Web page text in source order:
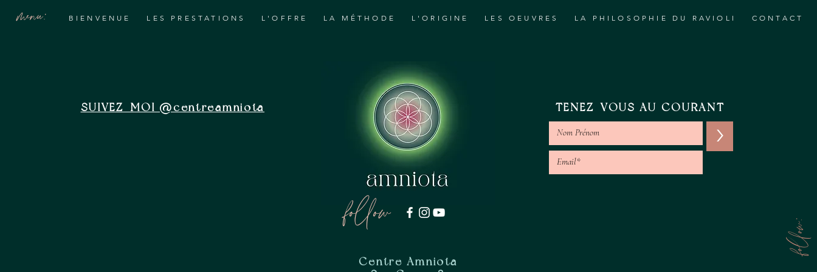
follow:
menu: BIENVENUE LES PRESTATIONS L'OFFRE LA MÉTHODE L'ORIGINE LES OEUVRES LA PHILOSOPHIE DU RAVIOLI CONTACT
SUIVEZ-MOI @centreamniota
follow
Centre Amniota
TENEZ-VOUS AU COURANT
>